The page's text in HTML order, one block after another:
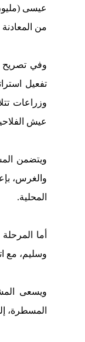
من المعادنة
وفي تصريح
عيش
ويتضمن
والغرس،
المحلية.
أما
وسليم، مع
المسطرة،